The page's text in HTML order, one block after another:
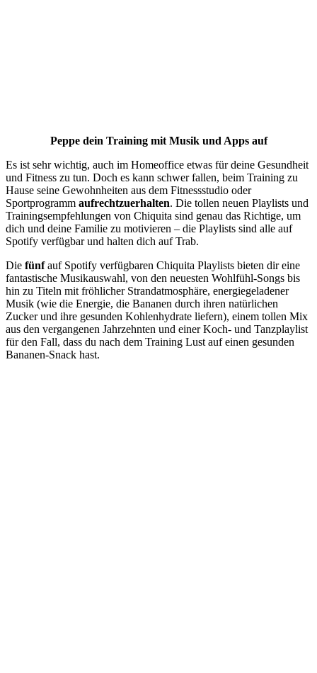
Peppe dein Training mit Musik und Apps auf
Es ist sehr wichtig, auch im Homeoffice etwas für deine Gesundheit
und Fitness zu tun. Doch es kann schwer fallen, beim Training zu
Hause seine Gewohnheiten aus dem Fitnessstudio oder
Sportprogramm aufrechtzuerhalten. Die tollen neuen Playlists und
Trainingsempfehlungen von Chiquita sind genau das Richtige, um
dich und deine Familie zu motivieren – die Playlists sind alle auf
Spotify verfügbar und halten dich auf Trab.
Die fünfauf Spotify verfügbaren Chiquita Playlists bieten dir eine
fantastische Musikauswahl, von den neuesten Wohlfühl-Songs bis
hin zu Titeln mit fröhlicher Strandatmosphäre, energiegeladener
Musik (wie die Energie, die Bananen durch ihren natürlichen
Zucker und ihre gesunden Kohlenhydrate liefern), einem tollen Mix
aus den vergangenen Jahrzehnten und einer Koch- und Tanzplaylist
für den Fall, dass du nach dem Training Lust auf einen gesunden
Bananen-Snack hast.